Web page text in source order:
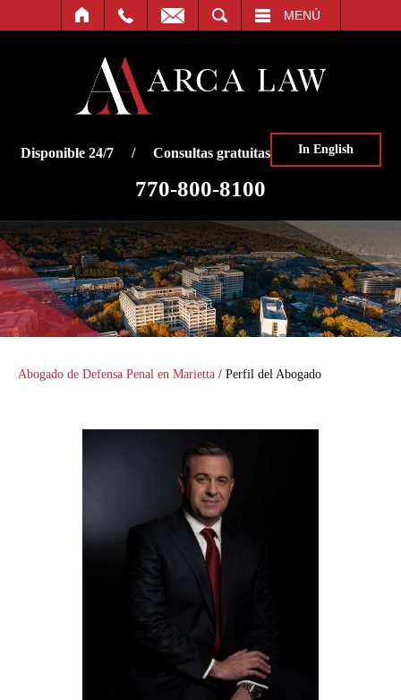
MENÚ
Disponible 24/7 / Consultas gratuitas In English
770-800-8100
Abogado de Defensa Penal en Marietta / Perfil del Abogado